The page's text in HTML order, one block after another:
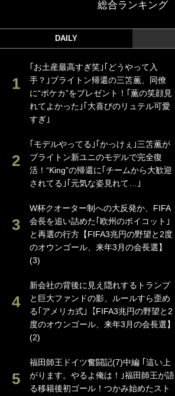
総合ランキング
DAILY
｢お土産最高すぎ笑｣｢どうやって入
手？｣ブライトン帰還の三笘薫、同僚
に“ポケカ”をプレゼント！｢薫の笑顔見
れてよかった｣｢大喜びのリュテル可愛
すぎ｣
｢モデルやってる｣｢かっけぇ｣三笘薫が
ブライトン新ユニのモデルで完全復
活！“King”の帰還に｢チームから大歓迎
されてる｣｢元気な姿見れて…｣
W杯クオーター制への大反発か、FIFA
会長を追い詰めた｢欧州のボイコット｣
と再選の行方【FIFA3兆円の野望と2度
のオウンゴール、来年3月の会長選】
(3)
新会社の背後に見え隠れするトランプ
と巨大ファンドの影、ルールすら歪め
る｢アメリカ式｣【FIFA3兆円の野望と2
度のオウンゴール、来年3月の会長選】
(2)
福田師王ドイツ奮闘記(7)中編 ｢這い上
がります。やるよ俺は！｣福田師王が語
る移籍後初ゴール！つかみ始めたスト